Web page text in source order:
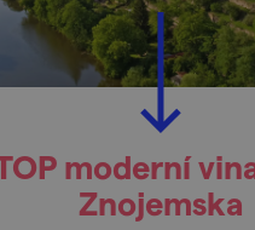
moderní
Znojemska